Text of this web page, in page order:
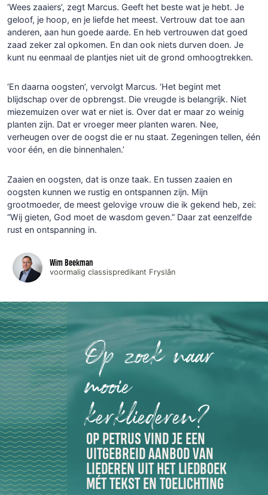
‘Wees zaaiers’, zegt Marcus. Geeft het beste wat je hebt. Je
geloof, je hoop, en je liefde het meest. Vertrouw dat toe aan
anderen, aan hun goede aarde. En heb vertrouwen dat goed
zaad zeker zal opkomen. En dan ook niets durven doen. Je
kunt nu eenmaal de plantjes niet uit de grond omhoogtrekken.
‘En daarna oogsten’, vervolgt Marcus. ‘Het begint met
blijdschap over de opbrengst. Die vreugde is belangrijk. Niet
miezemuizen over wat er niet is. Over dat er maar zo weinig
planten zijn. Dat er vroeger meer planten waren. Nee,
verheugen over de oogst die er nu staat. Zegeningen tellen, één
voor één, en die binnenhalen.’
Zaaien en oogsten, dat is onze taak. En tussen zaaien en
oogsten kunnen we rustig en ontspannen zijn. Mijn
grootmoeder, de meest gelovige vrouw die ik gekend heb, zei:
“Wij gieten, God moet de wasdom geven.” Daar zat eenzelfde
rust en ontspanning in.
Wim Beekman
voormalig classispredikant Fryslân
Op zoek naar
mooie
kerkliederen?
OP PETRUS VIND JE EEN
UITGEBREID AANBOD VAN
LIEDEREN UIT HET LIEDBOEK
MÉT TEKST EN TOELICHTING